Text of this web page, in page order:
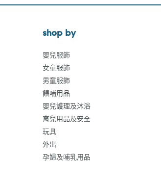
shop by
嬰兒服飾
女童服飾
男童服飾
餵哺用品
嬰兒護理及沐浴
育兒用品及安全
玩具
外出
孕婦及哺乳用品